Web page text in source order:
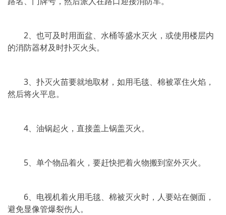
2、也可及时用面盆、水桶等盛水灭火，或使用楼层内
的消防器材及时扑灭火头。
3、扑灭火苗要就地取材，如用毛毯、棉被罩住火焰，
然后将火平息。
4、油锅起火，直接盖上锅盖灭火。
5、单个物品着火，要赶快把着火物搬到室外灭火。
6、电视机着火用毛毯、棉被灭火时，人要站在侧面，
避免显像管爆裂伤人。